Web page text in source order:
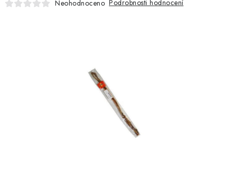
KRÁLÍCI/HLODAVCI/PTÁCI
Neohodnoceno Podrobnosti hodnocení